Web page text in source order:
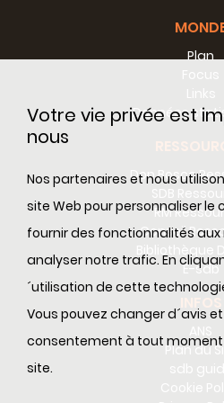
Votre vie privée est
nous
Nos partenaires et nous
site Web pour personnaliser le
fournir des fonctionnalités aux
analyser notre trafic. En
´utilisation de cette
Vous pouvez changer d´avis
consentement à tout moment
site.
« Terra Di Siena Lab, » la
Service, » l’Université de Ferrare
Plan
Données
Don Bosco
RM
Conseil
Bibliothèque
E-sdb
Plan du